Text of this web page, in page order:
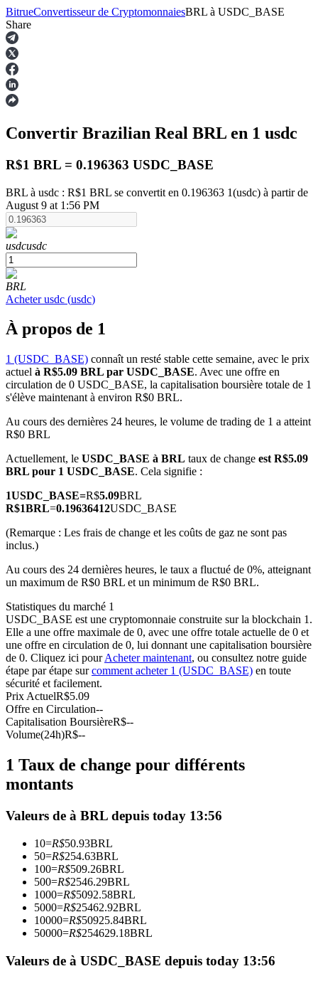
Contrats à terme
Futures USDT
Futures utilisant l'USDT comme garantie
Futures COIN-M
Contrats à terme sur crypto-monnaie
TradFi
Produits dérivés sur actions, forex, métaux précieux et matières
premières
Futures USDC
Futures utilisant l'USDC comme garantie
Copie de Trading
Rejoignez les meilleurs traders
BitrueConvertisseur de CryptomonnaiesBRL à USDC_BASE
Share
Convertir Brazilian Real BRL en 1 usdc
R$1 BRL = 0.196363 USDC_BASE
BRL à usdc : R$1 BRL se convertit en 0.196363 1(usdc) à partir de
August 9 at 1:56 PM
usdcusdc
BRL
Acheter usdc (usdc)
À propos de 1
1 (USDC_BASE) connaît un resté stable cette semaine, avec le prix
actuel à R$5.09 BRL par USDC_BASE. Avec une offre en
circulation de 0 USDC_BASE, la capitalisation boursière totale de 1
s'élève maintenant à environ R$0 BRL.
Au cours des dernières 24 heures, le volume de trading de 1 a atteint
R$0 BRL
Actuellement, le USDC_BASE à BRL taux de change est R$5.09
BRL pour 1 USDC_BASE. Cela signifie :
1USDC_BASE=R$5.09BRL
R$1BRL=0.19636412USDC_BASE
(Remarque : Les frais de change et les coûts de gaz ne sont pas
inclus.)
Au cours des 24 dernières heures, le taux a fluctué de 0%, atteignant
un maximum de R$0 BRL et un minimum de R$0 BRL.
Statistiques du marché 1
USDC_BASE est une cryptomonnaie construite sur la blockchain 1.
Elle a une offre maximale de 0, avec une offre totale actuelle de 0 et
une offre en circulation de 0, lui donnant une capitalisation boursière
de 0. Cliquez ici pourAcheter maintenant, ou consultez notre guide
étape par étape surcomment acheter 1 (USDC_BASE) en toute
sécurité et facilement.
Prix ActuelR$5.09
Offre en Circulation--
Capitalisation BoursièreR$--
Volume(24h)R$--
1 Taux de change pour différents
montants
Valeurs de à BRL depuis today 13:56
10=R$50.93BRL
50=R$254.63BRL
100=R$509.26BRL
500=R$2546.29BRL
1000=R$5092.58BRL
5000=R$25462.92BRL
10000=R$50925.84BRL
50000=R$254629.18BRL
Valeurs de à USDC_BASE depuis today 13:56